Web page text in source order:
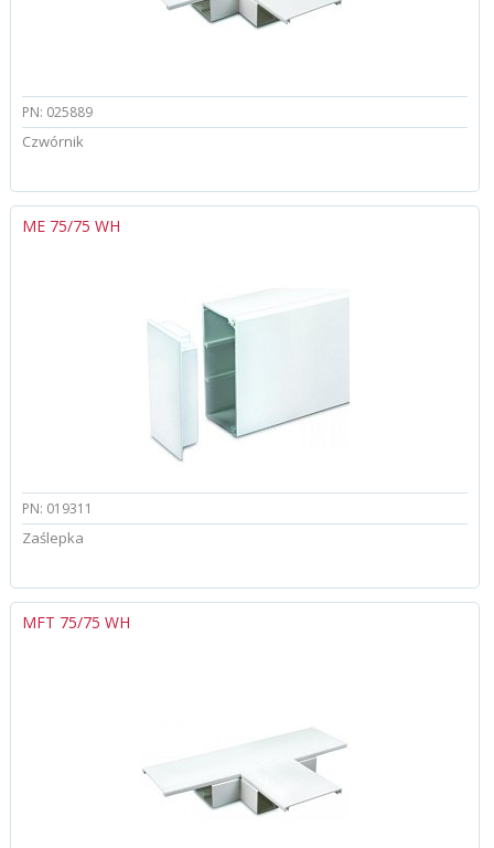
PN: 025889
Czwórnik
ME 75/75 WH
PN: 019311
Zaślepka
MFT 75/75 WH